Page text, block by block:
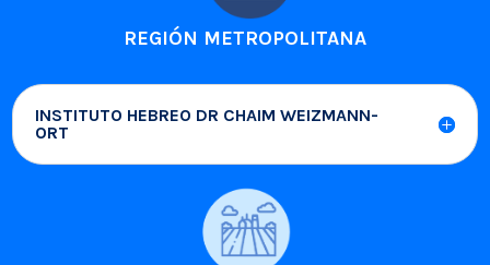
REGIÓN METROPOLITANA
INSTITUTO HEBREO DR CHAIM WEIZMANN-
ORT